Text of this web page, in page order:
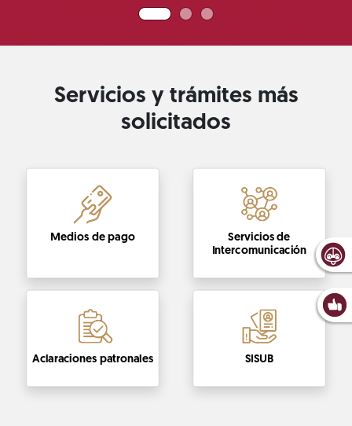
Servicios y trámites más
solicitados
Medios de pago Servicios de
Intercomunicación
Aclaraciones patronales SISUB